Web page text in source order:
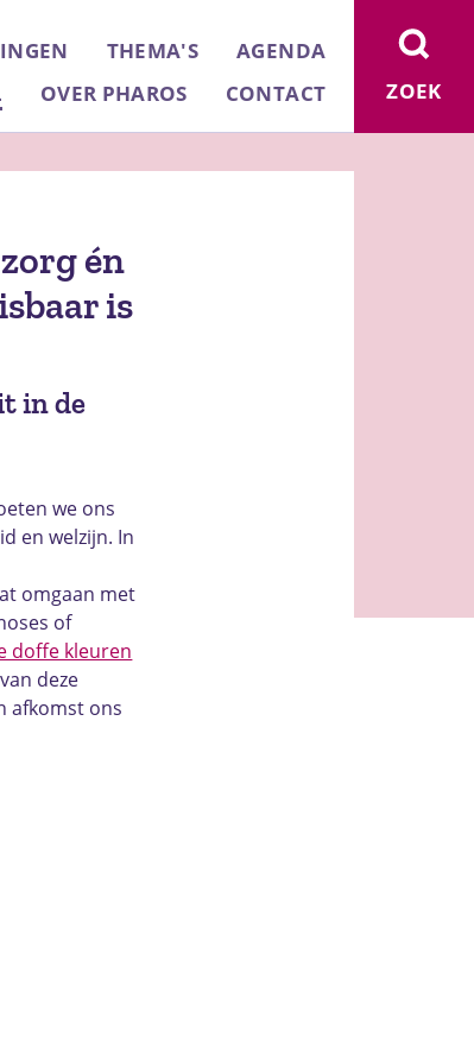
ZOEK
THEMA'S
AGENDA
OVER PHAROS CONTACT
én
is
in de
we ons
en welzijn. In
omgaan met
of
doffe kleuren
deze
afkomst ons